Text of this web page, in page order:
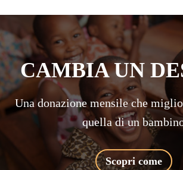
CAMBIA UN
Una donazione mensile che
quella di un
Scopri come